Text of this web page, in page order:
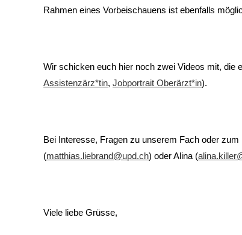
Rahmen eines Vorbeischauens ist ebenfalls
Wir schicken euch hier noch zwei Videos mit, die
Assistenzärz*tin, Jobportrait Oberärzt*in).
Bei Interesse, Fragen zu unserem Fach oder
(matthias.liebrand@upd.ch) oder Alina (
Viele liebe Grüsse,